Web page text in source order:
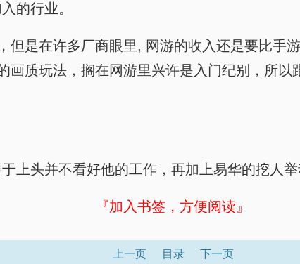
的行业。
但是在许多厂商眼里, 网游的收入还是要比手
画质玩法，搁在网游里兴许是入门纪别，所
上头并不看好他的工作，再加上易华的挖人
『加入书签，方便阅读』
上一页 目录 下一页